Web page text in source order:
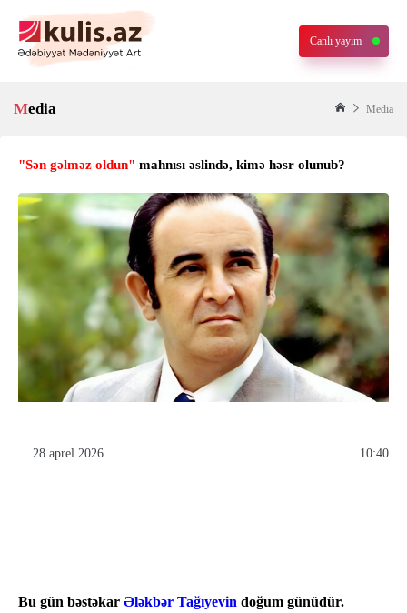
Canlı yayım
Media Media
"Sən gəlməz oldun" mahnısı əslində, kimə həsr olunub?
28 aprel 2026 10:40
Bu gün bəstəkar Ələkbər Tağıyevin doğum günüdür.